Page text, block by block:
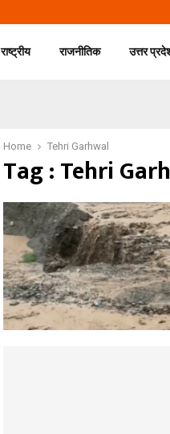
राष्ट्रीय राजनीतिक उत्तर
Home Tehri Garhwal
Tag : Tehri